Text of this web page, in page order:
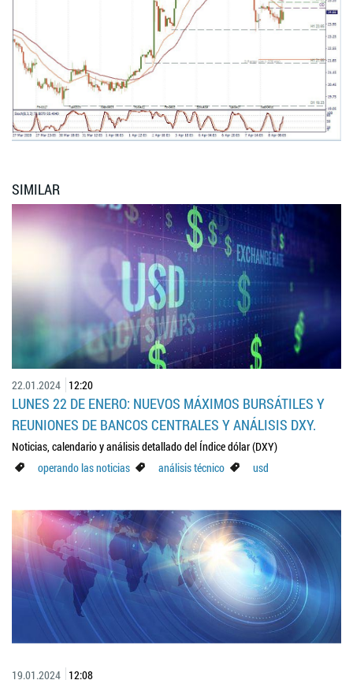
SIMILAR
22.01.2024 12:20
LUNES 22 DE ENERO: NUEVOS MÁXIMOS BURSÁTILES Y
REUNIONES DE BANCOS CENTRALES Y ANÁLISIS DXY.
Noticias, calendario y análisis detallado del Índice dólar (DXY)
operando las noticias
análisis técnico usd
19.01.2024 12:08